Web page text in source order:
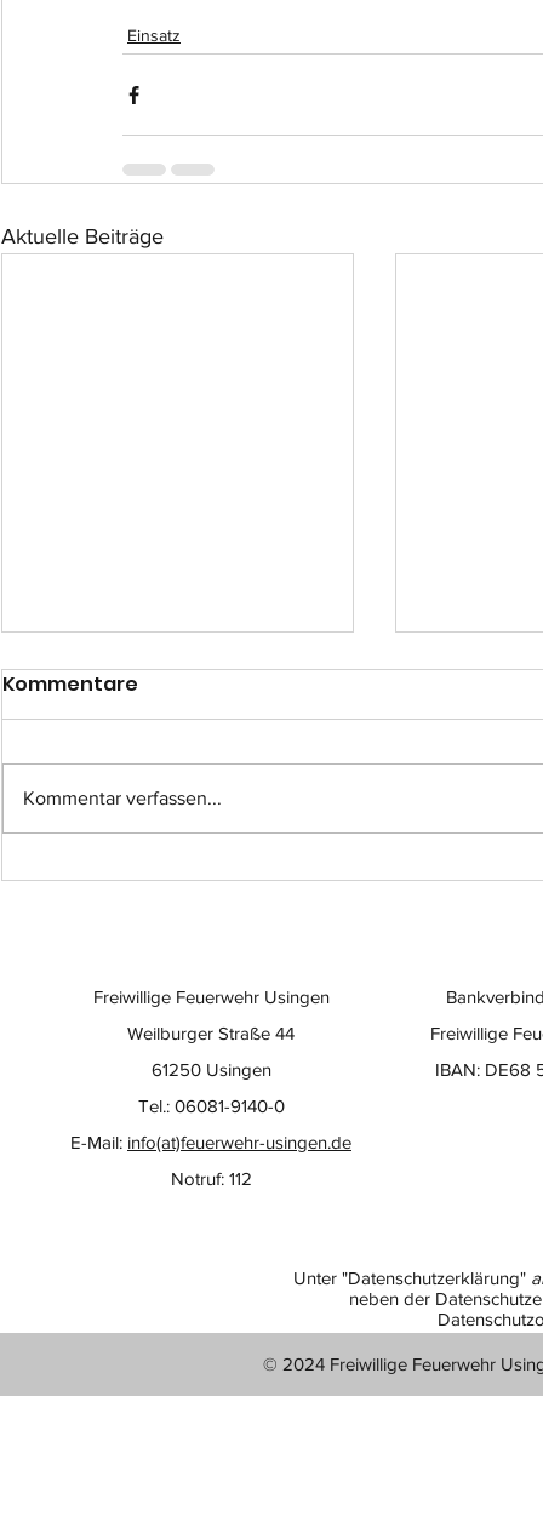
Einsatz
Aktuelle Beiträge
Einsatz-Nr.: 057
Kommentare
Kommentar verfassen...
Freiwillige
IBAN: DE68
Freiwillige Feuerwehr Usingen
Weilburger Straße 44
61250 Usingen
Tel.: 06081-9140-0
E-Mail: info(at)feuerwehr-usingen.de
Notruf: 112
Unter "Datenschutzerklärung"
neben der
© 2024 Freiwillige Feuerwehr